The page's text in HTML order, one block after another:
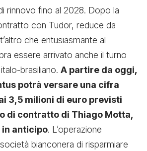
rinnovo fino al 2028. Dopo la
con Tudor, reduce da
che entusiasmante al
essere arrivato anche il turno
brasiliano. A partire da oggi,
potrà versare una cifra
3,5 milioni di euro previsti
di contratto di Thiago Motta,
anticipo. L’operazione
bianconera di risparmiare